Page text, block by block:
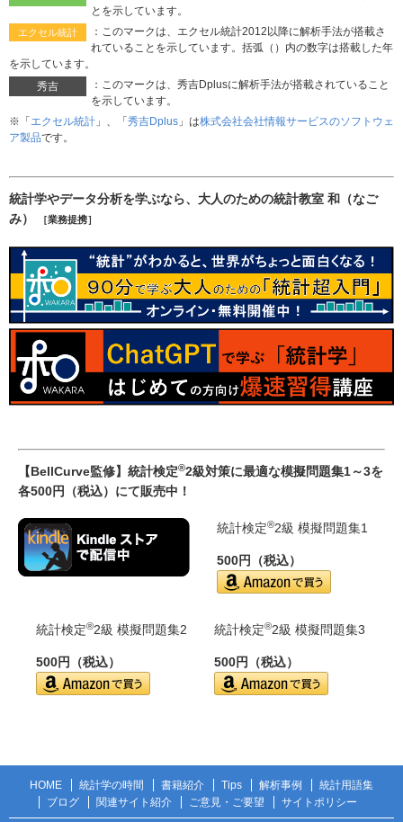
とを示しています。
エクセル統計
：このマークは、エクセル統計2012以降に解析手法が搭載さ
れていることを示しています。括弧（）内の数字は搭載した年
を示しています。
秀吉
：このマークは、秀吉Dplusに解析手法が搭載されていること
を示しています。
※「エクセル統計 」、「秀吉Dplus 」は株式会社会社情報サービスのソフトウェ
ア製品です。
統計学やデータ分析を学ぶなら、大人のための統計教室 和（なご
み）
［業務提携］
【BellCurve監修】統計検定®2級対策に最適な模擬問題集1～3を
各500円（税込）にて販売中！
統計検定®2級 模擬問題集1
500円（税込）
統計検定®2級 模擬問題集2
500円（税込）
統計検定®2級 模擬問題集3
500円（税込）
HOME 統計学の時間 書籍紹介 Tips 解析事例
統計用語集
ブログ
関連サイト紹介 ご意見・ご要望 サイトポリシー